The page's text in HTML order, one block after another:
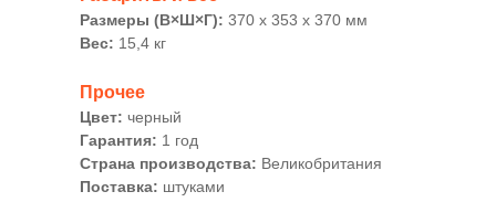
Размеры (В×Ш×Г): 370 x 353 x 370 мм
Вес: 15,4 кг
Прочее
Цвет: черный
Гарантия: 1 год
Страна производства: Великобритания
Поставка: штуками